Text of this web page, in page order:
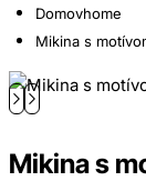
Domovhome
Mikina s
Mikina s